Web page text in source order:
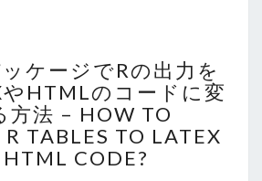
パ
ッ
ケ
ー
ジ
で
ケージでRの出力を
HTMLのコードに変
方法 – HOW TO
TABLES TO LATEX
HTML CODE?